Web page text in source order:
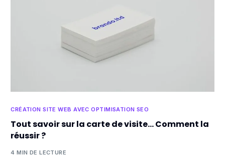
CRÉATION SITE WEB AVEC OPTIMISATION SEO
Tout savoir sur la carte de visite… Comment la
réussir ?
4 MIN DE LECTURE